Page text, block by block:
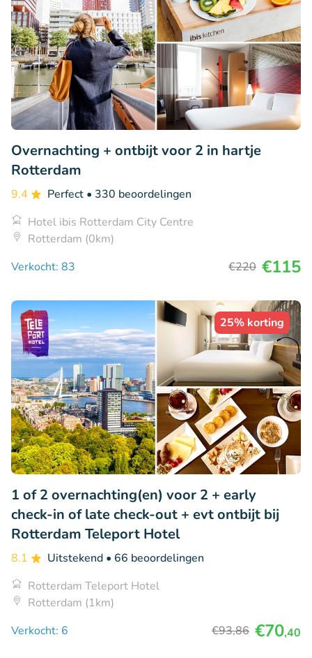
Overnachting + ontbijt voor 2 in hartje
Rotterdam
9.4 Perfect • 330 beoordelingen
Hotel ibis Rotterdam City Centre
Rotterdam (0km)
Verkocht: 83
€220 €115
25% korting
1 of 2 overnachting(en) voor 2 + early
check-in of late check-out + evt ontbijt bij
Rotterdam Teleport Hotel
8.1 Uitstekend • 66 beoordelingen
Rotterdam Teleport Hotel
Rotterdam (1km)
Verkocht: 6
€93,86 €70,40